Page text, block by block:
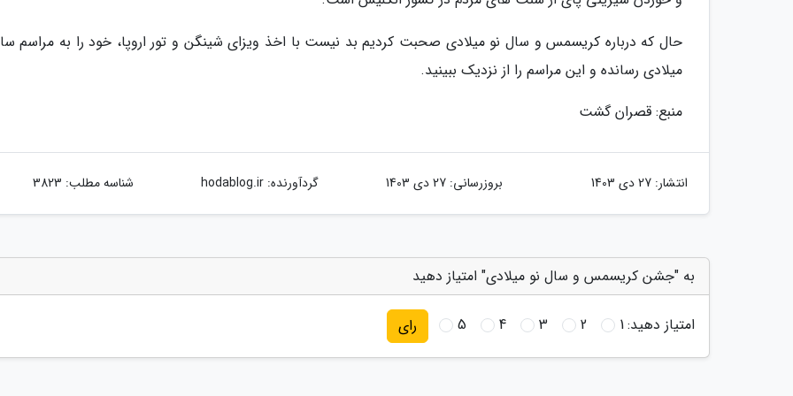
حال که درباره کریسمس و سال نو میلادی صحبت کردیم بد نیست با اخذ ویزای شینگن و تور اروپا، خود را به مراسم
میلادی رسانده و این مراسم را از نزدیک ببینید.
منبع: قصران گشت
انتشار: 27 دی 1403 بروزرسانی: 27 دی 1403 گردآورنده:hodablog.ir شناسه مطلب: 3823
به "جشن کریسمس و سال نو میلادی" امتیاز دهید
امتیاز دهید:1
2
3
4
5 رای